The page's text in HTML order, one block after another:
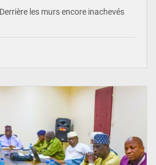
les murs encore inachevés